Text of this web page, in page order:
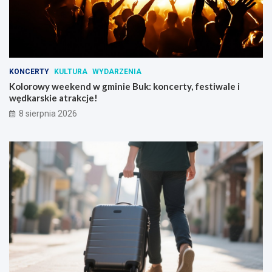
KONCERTY KULTURA WYDARZENIA
Kolorowy weekend w gminie Buk: koncerty, festiwale i
wędkarskie atrakcje!
8 sierpnia 2026